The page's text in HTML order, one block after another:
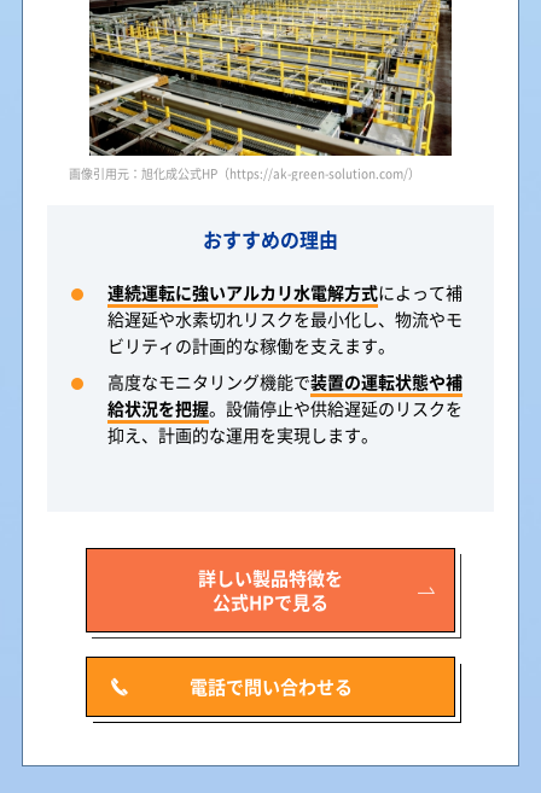
画像引用元：旭化成公式HP（https://ak-green-solution.com/）
おすすめの理由
連続運転に強いアルカリ水電解方式によって補
給遅延や水素切れリスクを最小化し、物流やモ
ビリティの計画的な稼働を支えます。
高度なモニタリング機能で装置の運転状態や補
給状況を把握。設備停止や供給遅延のリスクを
抑え、計画的な運用を実現します。
詳しい製品特徴を
公式HPで見る
電話で問い合わせる